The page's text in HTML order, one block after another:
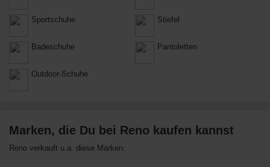
Sportschuhe Stiefel
Badeschuhe Pantoletten
Outdoor-Schuhe
Marken, die Du bei Reno kaufen kannst
Reno verkauft u.a. diese Marken: